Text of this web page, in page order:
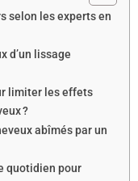
selon les experts en
d’un lissage
limiter les effets
?
abîmés par un
quotidien pour